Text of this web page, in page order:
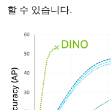
할 수 있습니다.